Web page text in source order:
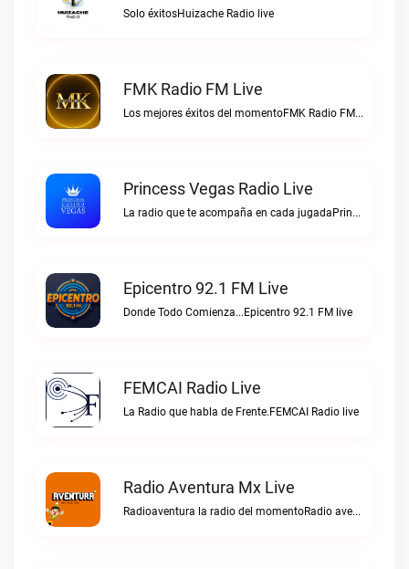
Solo éxitosHuizache Radio live
FMK Radio FM Live
Los mejores éxitos del momentoFMK Radio FM live
Princess Vegas Radio Live
La radio que te acompaña en cada jugadaPrincess Vegas Radio live
Epicentro 92.1 FM Live
Donde Todo Comienza...Epicentro 92.1 FM live
FEMCAI Radio Live
La Radio que habla de Frente.FEMCAI Radio live
Radio Aventura Mx Live
Radioaventura la radio del momentoRadio aventura mx live